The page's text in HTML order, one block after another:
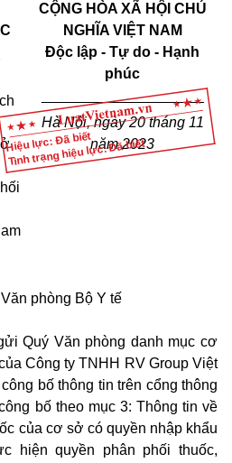
Hiệu lực: Đã biết
Tình trạng hiệu lực: Đã biết
CỘNG HÒA XÃ HỘI CHỦ
NGHĨA VIỆT NAM
Độc lập - Tự do - Hạnh
phúc
____________________
Hà Nội, ngày 20 tháng 11
năm 2023
phòng Bộ Y tế
Quý Văn phòng danh mục cơ
Công ty TNHH RV Group Việt
bố thông tin trên cổng thông
bố theo mục 3: Thông tin về
của cơ sở có quyền nhập khẩu
hiện quyền phân phối thuốc,